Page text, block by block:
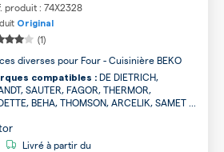
produit : 74X2328
Original
(1)
diverses pour Four - Cuisinière BEKO
compatibles : DE DIETRICH,
SAUTER, FAGOR, THERMOR,
BEHA, THOMSON, ARCELIK, SAMET ...
Livré à partir du